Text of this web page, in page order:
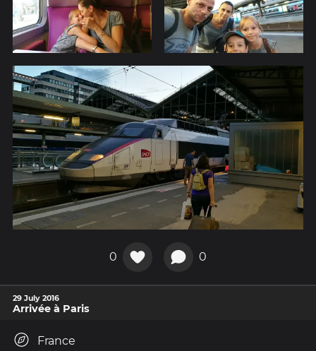
0 0
29 July 2016
Arrivée à Paris
France